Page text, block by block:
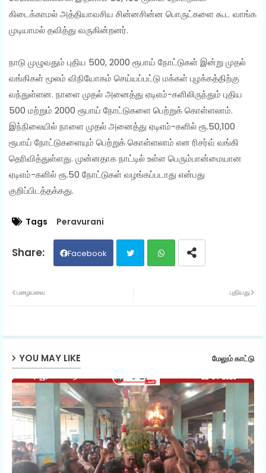
கிடைக்காமல் அத்தியாவசிய சின்னசின்ன பொருட்களை கூட வாங்க
முடியாமல் தவித்து வருகின்றனர்.
நாடு முழுவதும் புதிய 500, 2000 ரூபாய் நோட்டுகள் இன்று முதல்
வங்கிகள் மூலம் விநியோகம் செய்யப்பட்டு மக்கள் புழக்கத்திற்கு
வந்துள்ளன. நாளை முதல் அனைத்து ஏடிஎம்-களிலிருந்தும் புதிய
500 மற்றும் 2000 ரூபாய் நோட்டுகளை பெற்றுக் கொள்ளலாம்.
இந்நிலையில் நாளை முதல் அனைத்து ஏடிஎம்-களில் ரூ.50,100
ரூபாய் நோட்டுகளையும் பெற்றுக் கொள்ளலாம் என ரிசர்வ் வங்கி
தெரிவித்துள்ளது. முன்னதாக நாட்டில் உள்ள பெரும்பான்மையான
ஏடிஎம்-களில் ரூ.50 நோட்டுகள் வழங்கப்படாது என்பது
குறிப்பிடத்தக்கது.
Tags Peravurani
Facebook
ap
புதியது
பழையவை
YOU MAY LIKE மேலும் காட்டு